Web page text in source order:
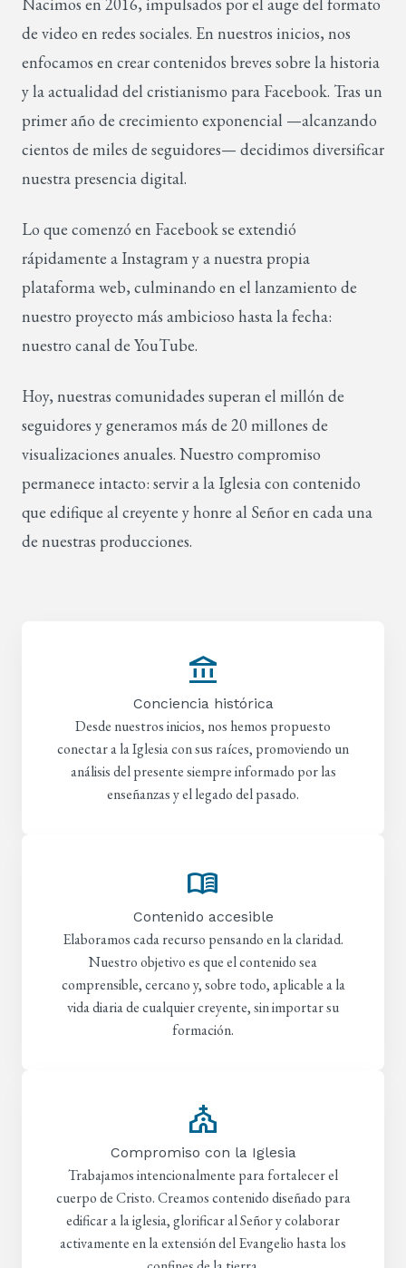
de video en redes sociales. En nuestros inicios, nos
enfocamos en crear contenidos breves sobre la historia
y la actualidad del cristianismo para Facebook. Tras un
primer año de crecimiento exponencial —alcanzando
cientos de miles de seguidores— decidimos diversificar
nuestra presencia digital.
Lo que comenzó en Facebook se extendió
rápidamente a Instagram y a nuestra propia
plataforma web, culminando en el lanzamiento de
nuestro proyecto más ambicioso hasta la fecha:
nuestro canal de YouTube.
Hoy, nuestras comunidades superan el millón de
seguidores y generamos más de 20 millones de
visualizaciones anuales. Nuestro compromiso
permanece intacto: servir a la Iglesia con contenido
que edifique al creyente y honre al Señor en cada una
de nuestras producciones.
account_balance
Conciencia histórica
Desde nuestros inicios, nos hemos propuesto
conectar a la Iglesia con sus raíces, promoviendo un
análisis del presente siempre informado por las
enseñanzas y el legado del pasado.
menu_book
Contenido accesible
Elaboramos cada recurso pensando en la claridad.
Nuestro objetivo es que el contenido sea
comprensible, cercano y, sobre todo, aplicable a la
vida diaria de cualquier creyente, sin importar su
formación.
church
Compromiso con la Iglesia
Trabajamos intencionalmente para fortalecer el
cuerpo de Cristo. Creamos contenido diseñado para
edificar a la iglesia, glorificar al Señor y colaborar
activamente en la extensión del Evangelio hasta los